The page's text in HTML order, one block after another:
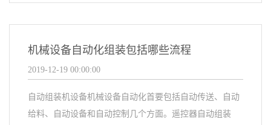
机械设备自动化组装包括哪些流程
2019-12-19 00:00:00
自动组装机设备机械设备自动化首要包括自动传送、自动
给料、自动设备和自动控制几个方面。遥控器自动组装